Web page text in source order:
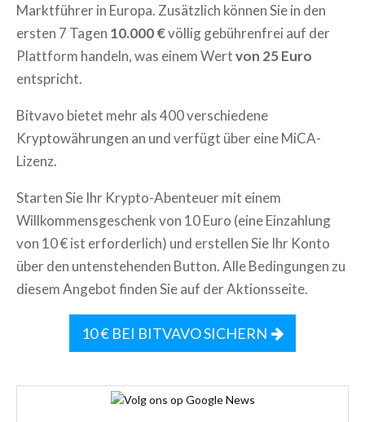
Marktführer in Europa. Zusätzlich können Sie in den
ersten 7 Tagen 10.000 €völlig gebührenfrei auf der
Plattform handeln, was einem Wertvon 25 Euro
entspricht.
Bitvavo bietet mehr als 400 verschiedene
Kryptowährungen an und verfügt über eine MiCA-
Lizenz.
Starten Sie Ihr Krypto-Abenteuer mit einem
Willkommensgeschenk von 10 Euro (eine Einzahlung
von 10 € ist erforderlich) und erstellen Sie Ihr Konto
über den untenstehenden Button. Alle Bedingungen zu
diesem Angebot finden Sie auf der Aktionsseite.
10 € BEI BITVAVO SICHERN